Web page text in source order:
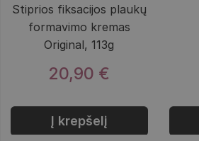
Stiprios fiksacijos plaukų
formavimo kremas
Original, 113g
20,90 €
Į krepšelį